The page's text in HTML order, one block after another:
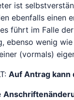
ist
ebenfalls einen
führt im Falle
ebenso wenig
(vormals)
Auf Antrag kann